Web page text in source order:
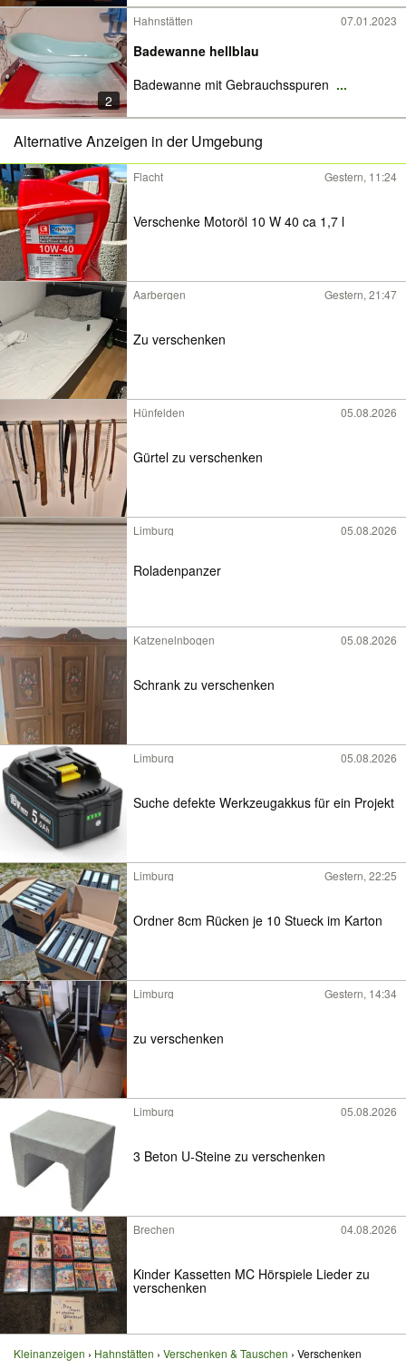
2
Hahnstätten 07.01.2023
Badewanne hellblau
Badewanne mit Gebrauchsspuren ...
Alternative Anzeigen in der Umgebung
Flacht Gestern, 11:24
Verschenke Motoröl 10 W 40 ca 1,7 l
Aarbergen Gestern, 21:47
Zu verschenken
Hünfelden 05.08.2026
Gürtel zu verschenken
Limburg 05.08.2026
Roladenpanzer
Katzenelnbogen 05.08.2026
Schrank zu verschenken
Limburg 05.08.2026
Suche defekte Werkzeugakkus für ein Projekt
Limburg Gestern, 22:25
Ordner 8cm Rücken je 10 Stueck im Karton
Limburg Gestern, 14:34
zu verschenken
Limburg 05.08.2026
3 Beton U-Steine zu verschenken
Brechen 04.08.2026
Kinder Kassetten MC Hörspiele Lieder zu
verschenken
Kleinanzeigen Hahnstätten Verschenken & Tauschen Verschenken